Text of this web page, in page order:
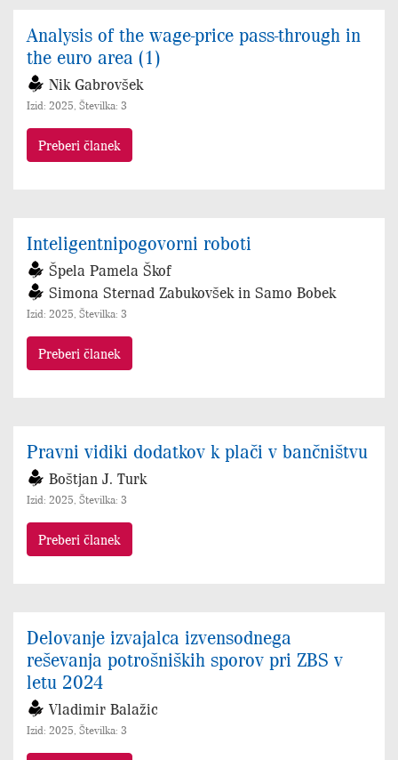
Analysis of the wage-price pass-through in
the euro area (1)
Nik Gabrovšek
Izid: 2025, Številka: 3
Preberi članek
Inteligentnipogovorni roboti
Špela Pamela Škof
Simona Sternad Zabukovšek in Samo Bobek
Izid: 2025, Številka: 3
Preberi članek
Pravni vidiki dodatkov k plači v bančništvu
Boštjan J. Turk
Izid: 2025, Številka: 3
Preberi članek
Delovanje izvajalca izvensodnega
reševanja potrošniških sporov pri ZBS v
letu 2024
Vladimir Balažic
Izid: 2025, Številka: 3